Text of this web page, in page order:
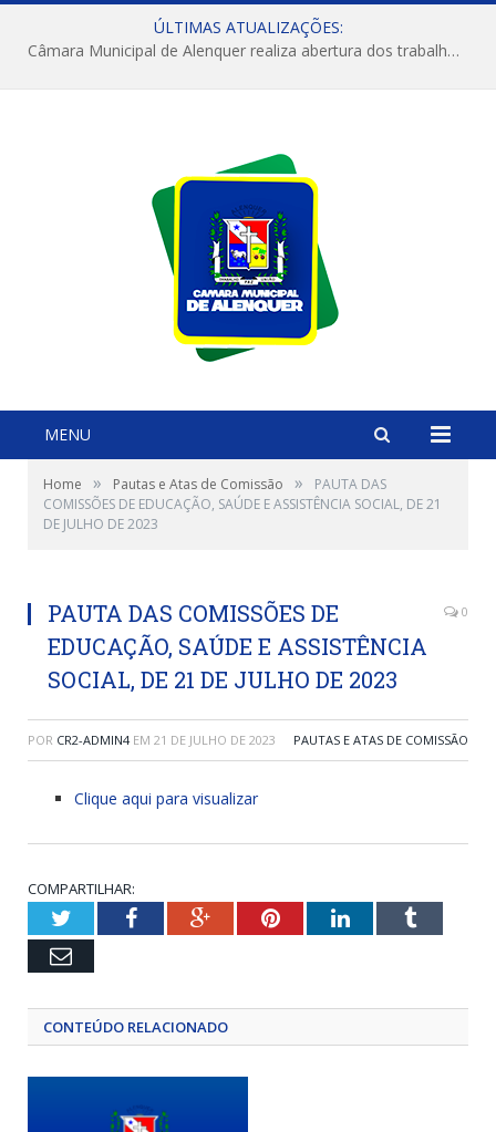
ÚLTIMAS ATUALIZAÇÕES:
Câmara Municipal de Alenquer realiza abertura dos trabalhos do 4º Período Legislativo
MENU
Home » Pautas e Atas de Comissão »
PAUTA DAS
COMISSÕES DE EDUCAÇÃO, SAÚDE E ASSISTÊNCIA SOCIAL, DE 21
DE JULHO DE 2023
PAUTA DAS COMISSÕES DE
EDUCAÇÃO, SAÚDE E ASSISTÊNCIA
SOCIAL, DE 21 DE JULHO DE 2023
0
POR CR2-ADMIN4 EM 21 DE JULHO DE 2023 PAUTAS E ATAS DE COMISSÃO
Clique aqui para visualizar
COMPARTILHAR:
TwitterFacebookGoogle+PinterestLinkedInTumblr
Email
CONTEÚDO RELACIONADO